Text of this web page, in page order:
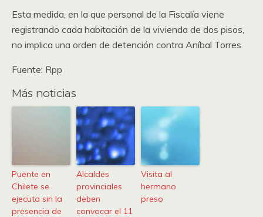
Esta medida, en la que personal de la Fiscalía viene
registrando cada habitación de la vivienda de dos pisos,
no implica una orden de detención contra Aníbal Torres.
Fuente: Rpp
Más noticias
Puente en
Chilete se
ejecuta sin la
presencia de
Alcaldes
provinciales
deben
convocar el 11
Visita al
hermano
preso